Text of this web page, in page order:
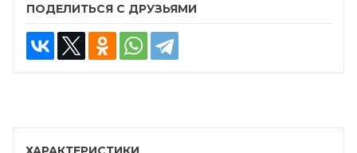
ПОДЕЛИТЬСЯ С ДРУЗЬЯМИ